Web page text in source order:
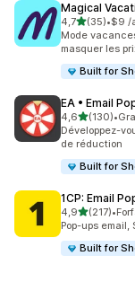
Magical
4,7étoile(s) sur
(35)
35 avis au total
•$9 /
Mode
masquer les
Built for
EA • Email
4,6étoile(s)
(130)
130 avis au•
Développez-
de réduction
Built for
1CP: Email
4,9étoile(s)
(217)
217 avis au•
Pop-ups
Built for